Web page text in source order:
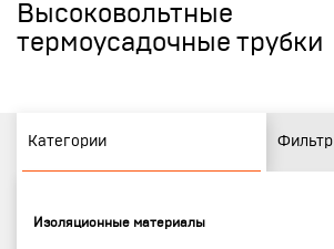
Высоковольтные
термоусадочные трубки
Категории Фильтр
Изоляционные материалы